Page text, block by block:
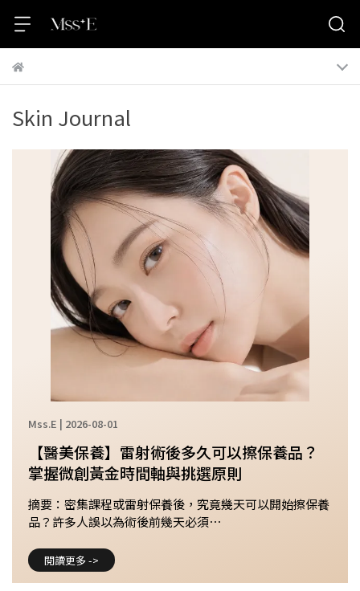
Skin Journal
【醫美保養】雷射術後多久可以擦保養品？
掌握微創黃金時間軸與挑選原則
Mss.E | 2026-08-01
摘要：密集課程或雷射保養後，究竟幾天可以開始擦保養
品？許多人誤以為術後前幾天必須⋯
閱讀更多 ->